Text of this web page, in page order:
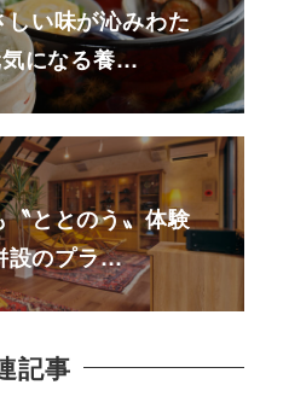
い味が沁みわた
になる養…
ととのう〟体験
設のプラ…
記事